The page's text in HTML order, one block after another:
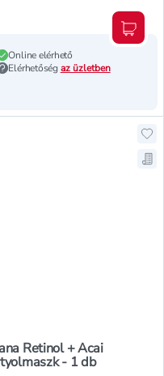
Online elérhető
Elérhetőség az üzletben
a kedvencekhez,
a bevásárló listára,
Retinol + Acai
- 1 db